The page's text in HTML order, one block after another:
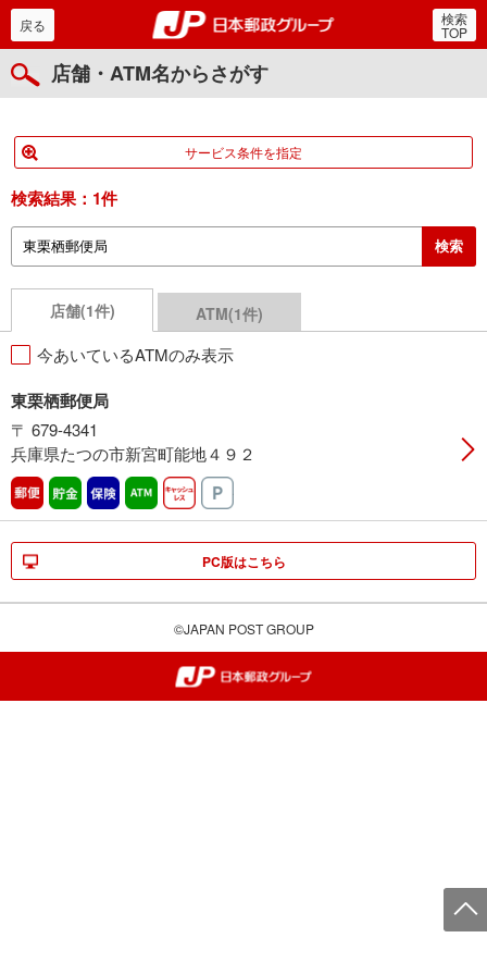
郵便局・日本郵政グルー
戻る 検索
TOP
店舗・ATM名からさがす
サービス条件を指定
検索結果： 1件
店舗(1件) ATM(1件)
今あいているATMのみ表示
東栗栖郵便局
〒 679-4341
兵庫県たつの市新宮町能地４９２
郵便 貯金 保険 ATM営業中キャッシュレス
PC版はこちら
©JAPAN POST GROUP